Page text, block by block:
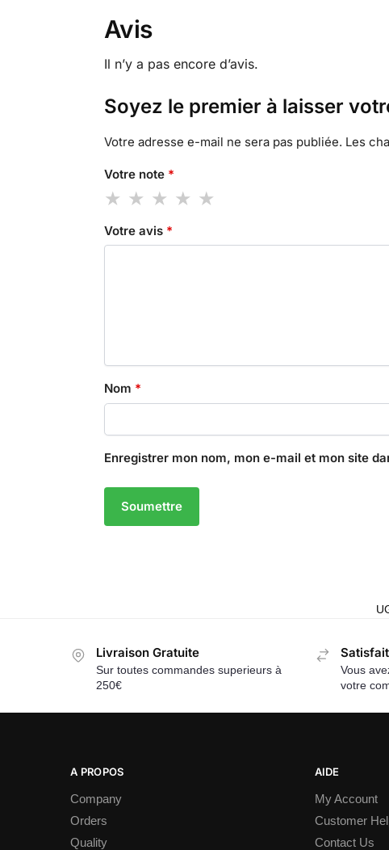
Avis
Il n’y a pas encore d’avis.
Soyez le premier à laisser
Votre adresse e-mail ne sera pas publiée. Les
Votre note *
Votre avis *
Nom *
Enregistrer mon nom, mon e-mail et mon site
Livraison Gratuite
Sur toutes commandes superieurs à
250€
Vous
votre
A PROPOS
Company
Orders
Quality
AIDE
My Account
Customer
Contact Us